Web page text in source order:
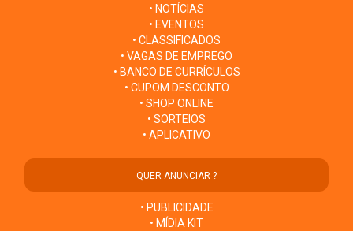
• NOTÍCIAS
• EVENTOS
• CLASSIFICADOS
• VAGAS DE EMPREGO
• BANCO DE CURRÍCULOS
• CUPOM DESCONTO
• SHOP ONLINE
• SORTEIOS
• APLICATIVO
QUER ANUNCIAR ?
• PUBLICIDADE
• MÍDIA KIT